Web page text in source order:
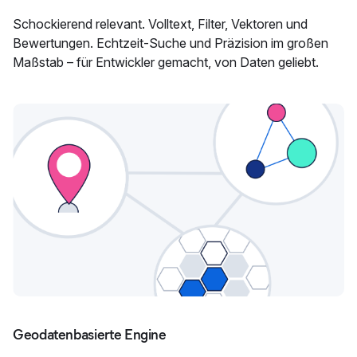
Schockierend relevant. Volltext, Filter, Vektoren und
Bewertungen. Echtzeit-Suche und Präzision im großen
Maßstab – für Entwickler gemacht, von Daten geliebt.
Geodatenbasierte Engine